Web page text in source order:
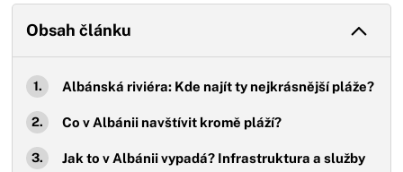
Obsah článku
Albánská riviéra: Kde najít ty nejkrásnější pláže?
Co v Albánii navštívit kromě pláží?
Jak to v Albánii vypadá? Infrastruktura a služby